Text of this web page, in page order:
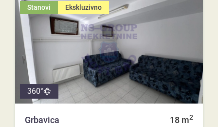
Stanovi Ekskluzivno
360°
Grbavica 18 m2